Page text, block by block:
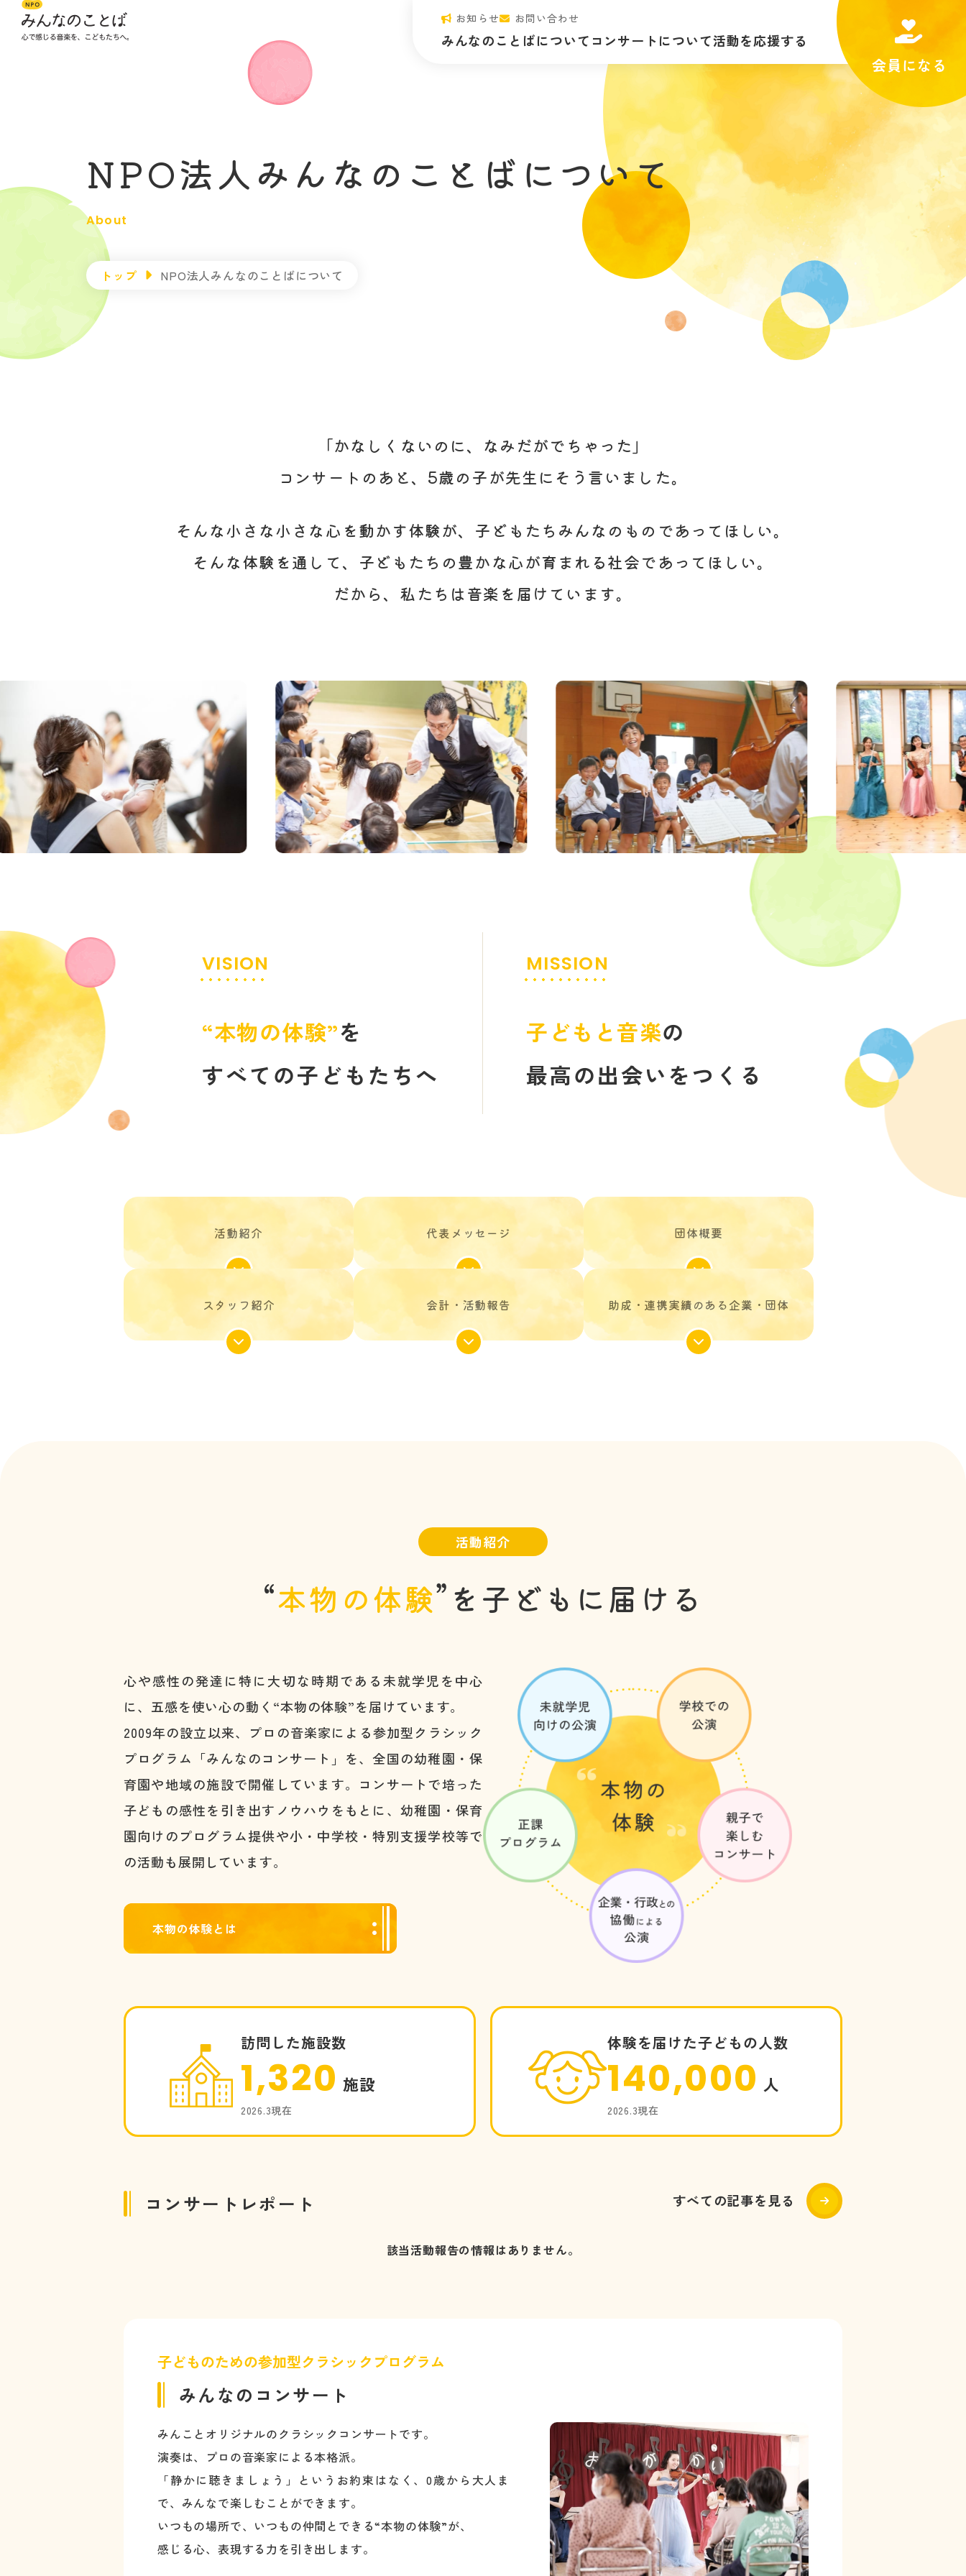
お知らせ お問い合わせ
みんなのことばについて
心が動く“体験”のひみつ
コンサートについて
みんなのコンサート
プログラム・料金
正課プログラム
開催予定のコンサート
コンサートレポート
活動を応援する
個人でできること
法人としてできること
会員になる
NPO法人みんなのことばについて
About
トップ NPO法人みんなのことばについて
「かなしくないのに、なみだがでちゃった」
コンサートのあと、5歳の子が先生にそう言いました。
そんな小さな小さな心を動かす体験が、子どもたちみんなのものであってほしい。
そんな体験を通して、子どもたちの豊かな心が育まれる社会であってほしい。
だから、私たちは音楽を届けています。
VISION
“本物の体験”を
すべての子どもたちへ
MISSION
子どもと音楽の
最高の出会いをつくる
活動紹介 代表メッセージ 団体概要
スタッフ紹介 会計・活動報告 助成・連携実績のある企業・団体
活動紹介
“本物の体験”を 子どもに届ける
心や感性の発達に特に大切な時期である未就学児を中心
に、五感を使い心の動く“本物の体験”を届けています。
2009年の設立以来、プロの音楽家による参加型クラシック
プログラム「みんなのコンサート」を、全国の幼稚園・保
育園や地域の施設で開催しています。コンサートで培った
子どもの感性を引き出すノウハウをもとに、幼稚園・保育
園向けのプログラム提供や小・中学校・特別支援学校等で
の活動も展開しています。
本物の体験とは
訪問した施設数
1,320 施設
2026.3現在
体験を届けた子どもの人数
140,000 人
2026.3現在
コンサートレポート
該当活動報告の情報はありません。
すべての記事を見る
子どものための参加型クラシックプログラム
みんなのコンサート
みんことオリジナルのクラシックコンサートです。
演奏は、プロの音楽家による本格派。
「静かに聴きましょう」というお約束はなく、0歳から大人ま
で、みんなで楽しむことができます。
いつもの場所で、いつもの仲間とできる“本物の体験”が、
感じる心、表現する力を引き出します。